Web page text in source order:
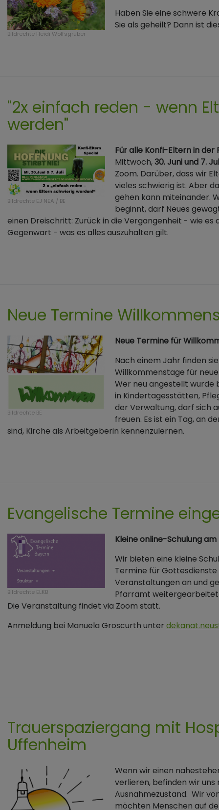
Bildrechte Heidi Wolfsgruber
Haben Sie eine schwere
Sie als geheilt? Dann ist
"2x einfach reden - wenn
werden"
Bildrechte EJ NEA / BE
Für alle Konfi-Eltern in der
Mittwoch,30. Juni und 7.
Zoom. Darüber, dass wir
vieles schwierig ist. Aber
gehen kann miteinander.
beginnt, darf Neues
einen Dreischritt: Zurück in die Vergangenheit - wie es
Gegenwart - was es alles auszuhalten gilt.
Neue Termine
Bildrechte BE
Neue Termine für
​​​​​​Nach einem Jahr finden
Willkommenstage für
Wer neu angestellt wurde
in Kindertagesstätten,
der Verwaltung, darf sich
freuen. Es ist ein Tag, an
sind, Kirche als Arbeitgeberin kennenzulernen.
Evangelische Termine
Bildrechte ELKB
Kleine online-Schulung am
Wir bieten eine kleine
Termine für
Veranstaltungen an und
Pfarramt
Die Veranstaltung findet via Zoom statt.
Anmeldung bei Manuela Groscurth unter
Trauerspaziergang mit
Uffenheim
Wenn wir einen
verlieren, befinden wir
Ausnahmezustand. Wir
möchten Menschen auf